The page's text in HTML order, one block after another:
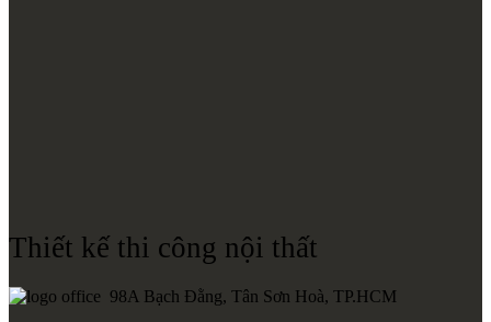
Thiết kế thi công nội thất
98A Bạch Đằng, Tân Sơn Hoà, TP.HCM